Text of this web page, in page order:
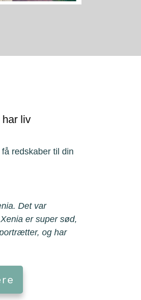
liv
redskaber til din
Det var
er super sød,
og har